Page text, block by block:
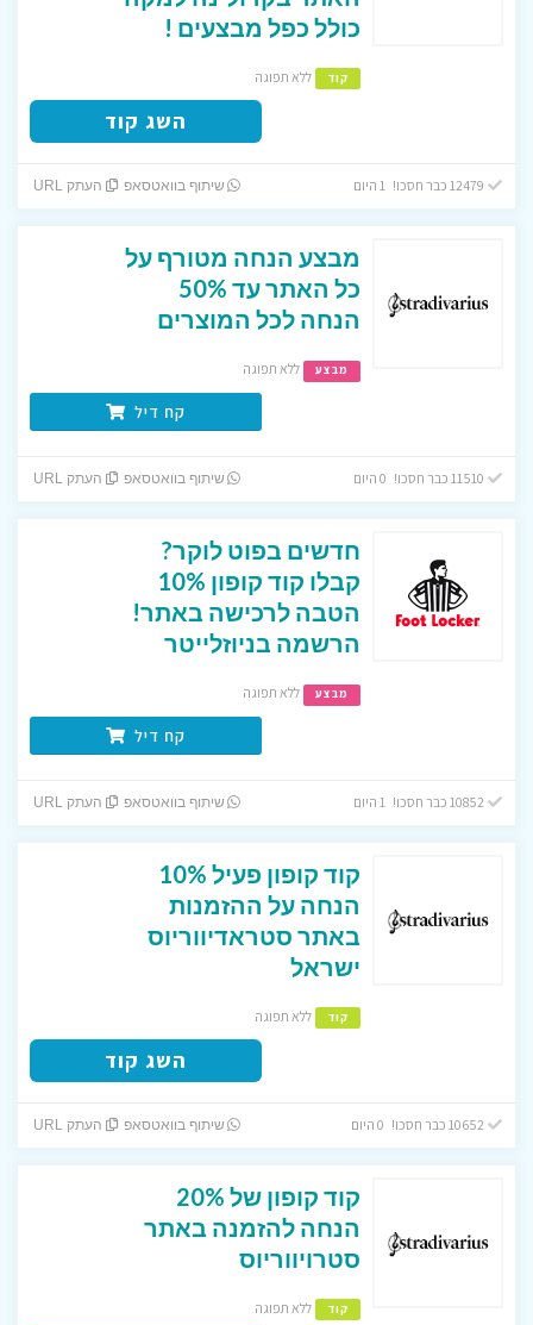
כולל כפל מבצעים !
קוד ללא תפוגה
השג קוד
שיתוף בוואטסאפ העתק URL
מבצע הנחה מטורף על
כל האתר עד 50%
הנחה לכל המוצרים
מבצע ללא תפוגה
קח דיל
שיתוף בוואטסאפ העתק URL
חדשים בפוט לוקר?
קבלו קוד קופון 10%
הטבה לרכישה באתר!
הרשמה בניוזלייטר
מבצע ללא תפוגה
קח דיל
10852 כבר חסכו! 1 היום שיתוף בוואטסאפ העתק URL
קוד קופון פעיל 10%
הנחה על ההזמנות
באתר סטראדיווריוס
ישראל
קוד ללא תפוגה
השג קוד
10652 כבר חסכו! 0 היום שיתוף בוואטסאפ העתק URL
קוד קופון של 20%
הנחה להזמנה באתר
סטרויווריוס
קוד ללא תפוגה